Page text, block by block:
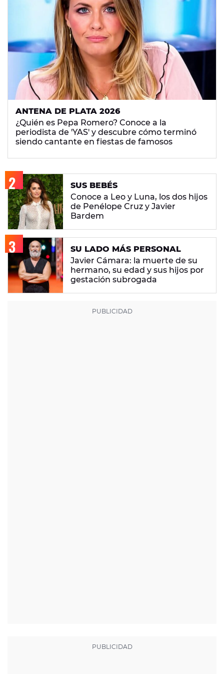
ANTENA DE PLATA 2026
¿Quién es Pepa Romero? Conoce a la
periodista de 'YAS' y descubre cómo terminó
siendo cantante en fiestas de famosos
SUS BEBÉS
Conoce a Leo y Luna, los dos hijos
de Penélope Cruz y Javier
Bardem
SU LADO MÁS PERSONAL
Javier Cámara: la muerte de su
hermano, su edad y sus hijos por
gestación subrogada